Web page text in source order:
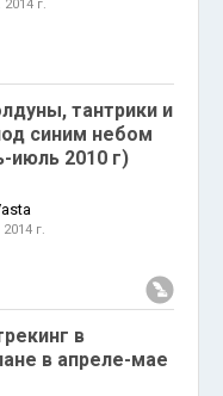
г.
тантрики и
синим небом
июль 2010 г)
г.
в
в апреле-мае